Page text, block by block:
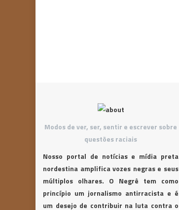
Modos de ver, ser, sentir e escrever sobre
questões raciais
Nosso portal de notícias e mídia preta
nordestina amplifica vozes negras e seus
múltiplos olhares. O Negrê tem como
princípio um jornalismo antirracista e é
um desejo de contribuir na luta contra o